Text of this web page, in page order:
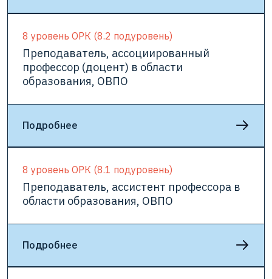
8 уровень ОРК (8.2 подуровень)
Преподаватель, ассоциированный
профессор (доцент) в области
образования, ОВПО
Подробнее
8 уровень ОРК (8.1 подуровень)
Преподаватель, ассистент профессора в
области образования, ОВПО
Подробнее